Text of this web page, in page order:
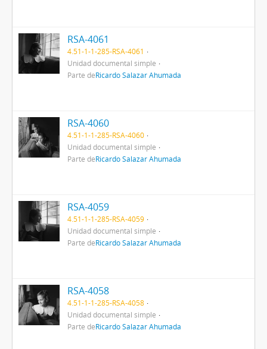
RSA-4061
4.51-1-1-285-RSA-4061
Unidad documental simple
Parte deRicardo Salazar Ahumada
RSA-4060
4.51-1-1-285-RSA-4060
Unidad documental simple
Parte deRicardo Salazar Ahumada
RSA-4059
4.51-1-1-285-RSA-4059
Unidad documental simple
Parte deRicardo Salazar Ahumada
RSA-4058
4.51-1-1-285-RSA-4058
Unidad documental simple
Parte deRicardo Salazar Ahumada